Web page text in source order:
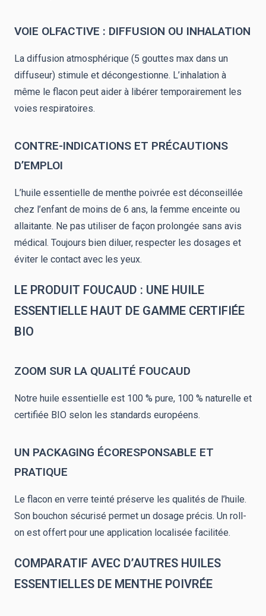
VOIE OLFACTIVE : DIFFUSION OU INHALATION
La diffusion atmosphérique (5 gouttes max dans un
diffuseur) stimule et décongestionne. L’inhalation à
même le flacon peut aider à libérer temporairement les
voies respiratoires.
CONTRE-INDICATIONS ET PRÉCAUTIONS
D’EMPLOI
L’huile essentielle de menthe poivrée est déconseillée
chez l’enfant de moins de 6 ans, la femme enceinte ou
allaitante. Ne pas utiliser de façon prolongée sans avis
médical. Toujours bien diluer, respecter les dosages et
éviter le contact avec les yeux.
LE PRODUIT FOUCAUD : UNE HUILE
ESSENTIELLE HAUT DE GAMME CERTIFIÉE
BIO
ZOOM SUR LA QUALITÉ FOUCAUD
Notre huile essentielle est 100 % pure, 100 % naturelle et
certifiée BIO selon les standards européens.
UN PACKAGING ÉCORESPONSABLE ET
PRATIQUE
Le flacon en verre teinté préserve les qualités de l’huile.
Son bouchon sécurisé permet un dosage précis. Un roll-
on est offert pour une application localisée facilitée.
COMPARATIF AVEC D’AUTRES HUILES
ESSENTIELLES DE MENTHE POIVRÉE